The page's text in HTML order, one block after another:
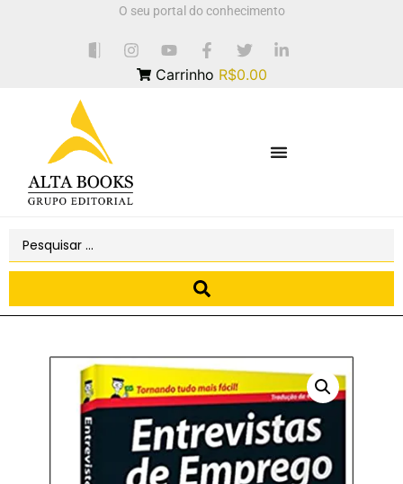
O seu portal do conhecimento
Carrinho R$0.00